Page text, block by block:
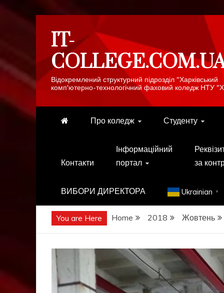
contentIT-
Відокремлений структурний підрозділ "Харківський
комп'ютерно-технологічний фаховий коледж НТУ
Про коледж Студенту
Контакти
Інформаційний
портал
за
ВИБОРИ ДИРЕКТОРА Ukrainian ▼
You are Here Home 2018 Жовтень